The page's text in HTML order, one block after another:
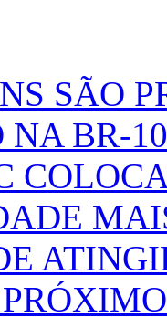
SÃO
NA BR-